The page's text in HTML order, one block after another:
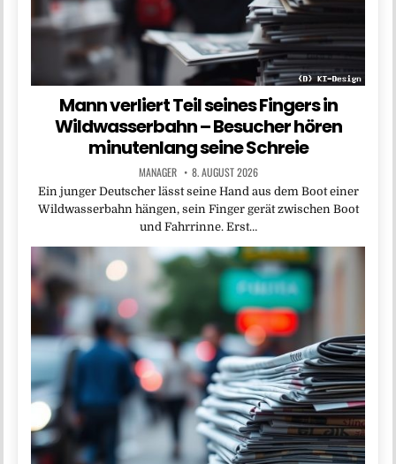
Mann verliert Teil seines Fingers in
Wildwasserbahn – Besucher hören
minutenlang seine Schreie
MANAGER 8. AUGUST 2026
Ein junger Deutscher lässt seine Hand aus dem Boot einer
Wildwasserbahn hängen, sein Finger gerät zwischen Boot
und Fahrrinne. Erst…